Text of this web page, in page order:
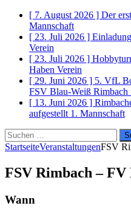
[ 7. August 2026 ] Der
Mannschaft
[ 23. Juli 2026 ]
Verein
[ 23. Juli 2026 ]
Haben Verein
[ 29. Juni 2026 ] 5. VfL
FSV Blau-Weiß Rimbach
[ 13. Juni 2026 ]
aufgestellt 1. Mannschaft
Suchen
nach:
StartseiteVeranstaltungenFSV
FSV Rimbach – FV
Wann